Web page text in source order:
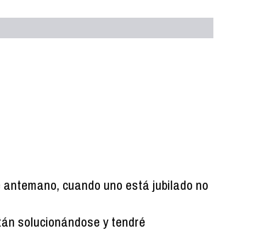
cuando uno está jubilado no
solucionándose y tendré